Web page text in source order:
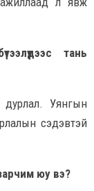
тань
Уянгын
сэдэвтэй
юу вэ?